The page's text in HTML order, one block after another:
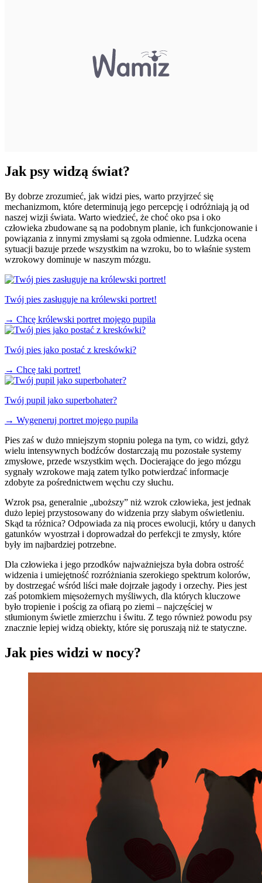
Jak psy widzą świat?
By dobrze zrozumieć, jak widzi pies, warto przyjrzeć się
mechanizmom, które determinują jego percepcję i odróżniają ją od
naszej wizji świata. Warto wiedzieć, że choć oko psa i oko
człowieka zbudowane są na podobnym planie, ich funkcjonowanie i
powiązania z innymi zmysłami są zgoła odmienne. Ludzka ocena
sytuacji bazuje przede wszystkim na wzroku, bo to właśnie system
wzrokowy dominuje w naszym mózgu.
Twój pies zasługuje na królewski portret!
→ Chcę królewski portret mojego pupila
Twój pies jako postać z kreskówki?
→ Chcę taki portret!
Twój pupil jako superbohater?
→ Wygeneruj portret mojego pupila
Pies zaś w dużo mniejszym stopniu polega na tym, co widzi, gdyż
wielu intensywnych bodźców dostarczają mu pozostałe systemy
zmysłowe, przede wszystkim węch. Docierające do jego mózgu
sygnały wzrokowe mają zatem tylko potwierdzać informacje
zdobyte za pośrednictwem węchu czy słuchu.
Wzrok psa, generalnie „uboższy” niż wzrok człowieka, jest jednak
dużo lepiej przystosowany do widzenia przy słabym oświetleniu.
Skąd ta różnica? Odpowiada za nią proces ewolucji, który u danych
gatunków wyostrzał i doprowadzał do perfekcji te zmysły, które
były im najbardziej potrzebne.
Dla człowieka i jego przodków najważniejsza była dobra ostrość
widzenia i umiejętność rozróżniania szerokiego spektrum kolorów,
by dostrzegać wśród liści małe dojrzałe jagody i orzechy. Pies jest
zaś potomkiem mięsożernych myśliwych, dla których kluczowe
było tropienie i pościg za ofiarą po ziemi – najczęściej w
stłumionym świetle zmierzchu i świtu. Z tego również powodu psy
znacznie lepiej widzą obiekty, które się poruszają niż te statyczne.
Jak pies widzi w nocy?